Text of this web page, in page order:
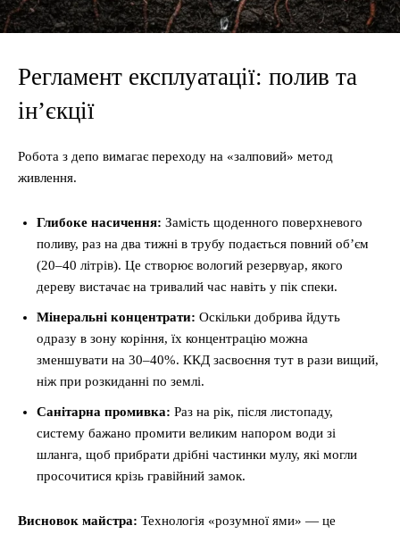
Регламент експлуатації: полив та
ін’єкції
Робота з депо вимагає переходу на «залповий» метод
живлення.
Глибоке насичення: Замість щоденного поверхневого
поливу, раз на два тижні в трубу подається повний об’єм
(20–40 літрів). Це створює вологий резервуар, якого
дереву вистачає на тривалий час навіть у пік спеки.
Мінеральні концентрати: Оскільки добрива йдуть
одразу в зону коріння, їх концентрацію можна
зменшувати на 30–40%. ККД засвоєння тут в рази вищий,
ніж при розкиданні по землі.
Санітарна промивка: Раз на рік, після листопаду,
систему бажано промити великим напором води зі
шланга, щоб прибрати дрібні частинки мулу, які могли
просочитися крізь гравійний замок.
Висновок майстра: Технологія «розумної ями» — це